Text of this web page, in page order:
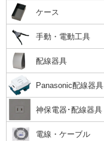
ケース
手動・電動工具
配線器具
Panasonic配線器具
神保電器･配線器具
電線・ケーブル